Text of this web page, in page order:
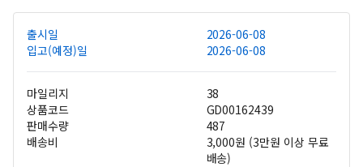
출시일
2026-06-08
입고(예정)일
2026-06-08
마일리지
38
상품코드
GD00162439
판매수량
487
배송비
3,000원 (3만원 이상 무료
배송)